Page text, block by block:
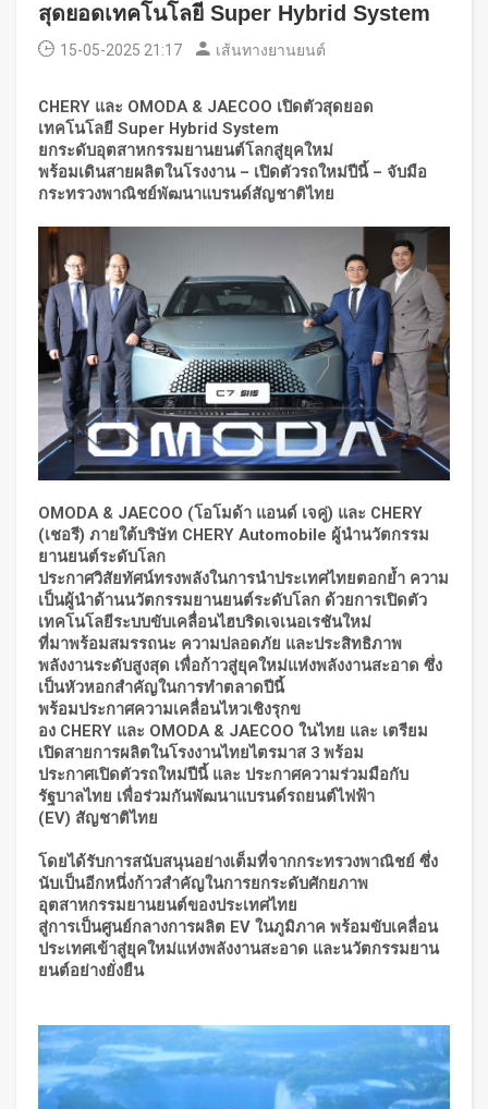
สุดยอดเทคโนโลยี Super Hybrid System
15-05-2025 21:17 เส้นทางยานยนต์
CHERY และ OMODA & JAECOO เปิดตัวสุดยอด
เทคโนโลยี Super Hybrid System
ยกระดับอุตสาหกรรมยานยนต์โลกสู่ยุคใหม่
พร้อมเดินสายผลิตในโรงงาน – เปิดตัวรถใหม่ปีนี้ – จับมือ
กระทรวงพาณิชย์พัฒนาแบรนด์สัญชาติไทย
OMODA & JAECOO (โอโมด้า แอนด์ เจคู่) และ CHERY
(เชอรี) ภายใต้บริษัท CHERY Automobile ผู้นำนวัตกรรม
ยานยนต์ระดับโลก
ประกาศวิสัยทัศน์ทรงพลังในการนำประเทศไทยตอกย้ำ ความ
เป็นผู้นำด้านนวัตกรรมยานยนต์ระดับโลก ด้วยการเปิดตัว
เทคโนโลยีระบบขับเคลื่อนไฮบริดเจเนอเรชันใหม่
ที่มาพร้อมสมรรถนะ ความปลอดภัย และประสิทธิภาพ
พลังงานระดับสูงสุด เพื่อก้าวสู่ยุคใหม่แห่งพลังงานสะอาด ซึ่ง
เป็นหัวหอกสำคัญในการทำตลาดปีนี้
พร้อมประกาศความเคลื่อนไหวเชิงรุกข
อง CHERY และ OMODA & JAECOO ในไทย และ เตรียม
เปิดสายการผลิตในโรงงานไทยไตรมาส 3 พร้อม
ประกาศเปิดตัวรถใหม่ปีนี้ และ ประกาศความร่วมมือกับ
รัฐบาลไทย เพื่อร่วมกันพัฒนาแบรนด์รถยนต์ไฟฟ้า
(EV) สัญชาติไทย
โดยได้รับการสนับสนุนอย่างเต็มที่จากกระทรวงพาณิชย์ ซึ่ง
นับเป็นอีกหนึ่งก้าวสำคัญในการยกระดับศักยภาพ
อุตสาหกรรมยานยนต์ของประเทศไทย
สู่การเป็นศูนย์กลางการผลิต EV ในภูมิภาค พร้อมขับเคลื่อน
ประเทศเข้าสู่ยุคใหม่แห่งพลังงานสะอาด และนวัตกรรมยาน
ยนต์อย่างยั่งยืน